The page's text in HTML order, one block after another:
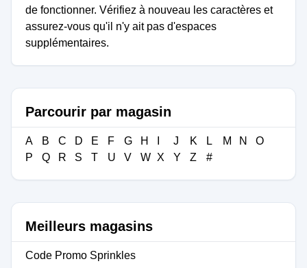
de fonctionner. Vérifiez à nouveau les caractères et
assurez-vous qu'il n'y ait pas d'espaces
supplémentaires.
Parcourir par magasin
A B C D E F G H J K L M N
O
P
Q R S T U V W X Y Z #
Meilleurs magasins
Code Promo Sprinkles